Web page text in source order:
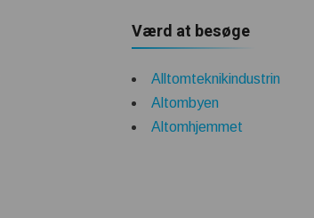
Værd at besøge
Alltomteknikindustrin
Altombyen
Altomhjemmet